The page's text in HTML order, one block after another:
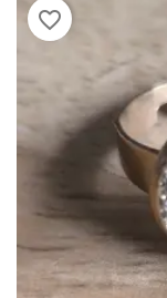
favorite_border